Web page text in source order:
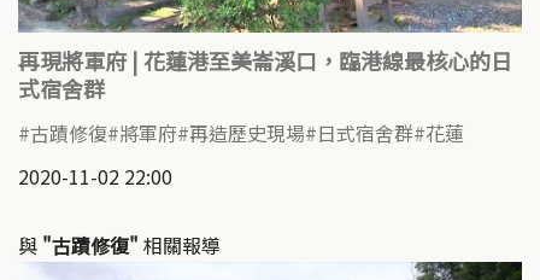
再現將軍府 | 花蓮港至美崙溪口，臨港線最核心的日
式宿舍群
古蹟修復 將軍府 再造歷史現場 日式宿舍群 花蓮
2020-11-02 22:00
與 "古蹟修復" 相關報導